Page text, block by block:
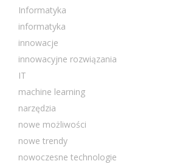
Informatyka
informatyka
innowacje
innowacyjne rozwiązania
IT
machine learning
narzędzia
nowe możliwości
nowe trendy
nowoczesne technologie